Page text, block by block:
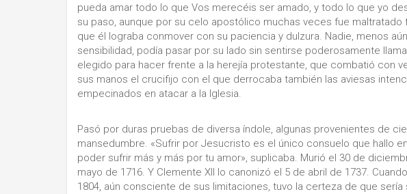
pueda amar todo lo que Vos merecéis ser amado, y todo lo que yo
su paso, aunque por su celo apostólico muchas veces fue
que él lograba conmover con su paciencia y dulzura. Nadie, menos
sensibilidad, podía pasar por su lado sin sentirse poderosamente
elegido para hacer frente a la herejía protestante, que combatió con
sus manos el crucifijo con el que derrocaba también las aviesas
empecinados en atacar a la Iglesia.
Pasó por duras pruebas de diversa índole, algunas provenientes de
mansedumbre. «Sufrir por Jesucristo es el único consuelo que hallo
poder sufrir más y más por tu amor», suplicaba. Murió el 30 de
mayo de 1716. Y Clemente XII lo canonizó el 5 de abril de 1737.
1804, aún consciente de sus limitaciones, tuvo la certeza de que